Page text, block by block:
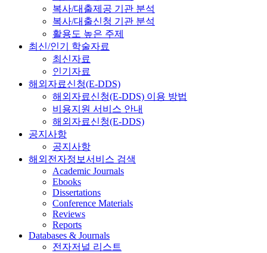
복사/대출제공 기관 분석
복사/대출신청 기관 분석
활용도 높은 주제
최신/인기 학술자료
최신자료
인기자료
해외자료신청(E-DDS)
해외자료신청(E-DDS) 이용 방법
비용지원 서비스 안내
해외자료신청(E-DDS)
공지사항
공지사항
해외전자정보서비스 검색
Academic Journals
Ebooks
Dissertations
Conference Materials
Reviews
Reports
Databases & Journals
전자저널 리스트